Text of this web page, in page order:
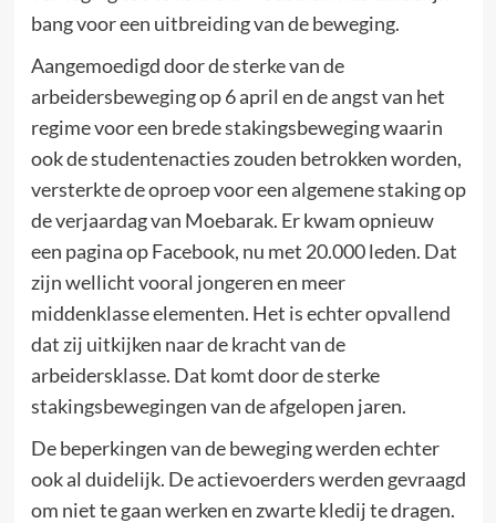
bang voor een uitbreiding van de beweging.
Aangemoedigd door de sterke van de
arbeidersbeweging op 6 april en de angst van het
regime voor een brede stakingsbeweging waarin
ook de studentenacties zouden betrokken worden,
versterkte de oproep voor een algemene staking op
de verjaardag van Moebarak. Er kwam opnieuw
een pagina op Facebook, nu met 20.000 leden. Dat
zijn wellicht vooral jongeren en meer
middenklasse elementen. Het is echter opvallend
dat zij uitkijken naar de kracht van de
arbeidersklasse. Dat komt door de sterke
stakingsbewegingen van de afgelopen jaren.
De beperkingen van de beweging werden echter
ook al duidelijk. De actievoerders werden gevraagd
om niet te gaan werken en zwarte kledij te dragen.